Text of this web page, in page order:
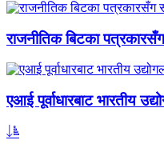
राजनीतिक बिटका
एआई पूर्वाधारबाट भारतीय